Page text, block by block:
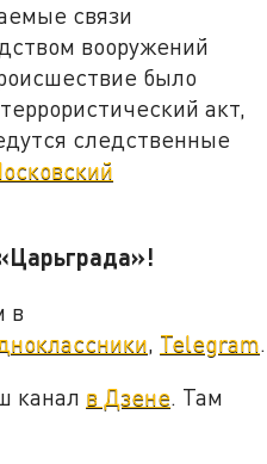
связи
вооружений
было
акт,
следственные
в
Telegram
канал в Дзене. Там